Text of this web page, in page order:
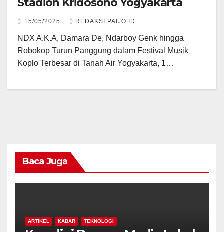
15/05/2025 REDAKSI PAIJO.ID
NDX A.K.A, Damara De, Ndarboy Genk hingga
Robokop Turun Panggung dalam Festival Musik
Koplo Terbesar di Tanah Air Yogyakarta, 1…
Baca Juga
ARTIKEL KABAR TEKNOLOGI